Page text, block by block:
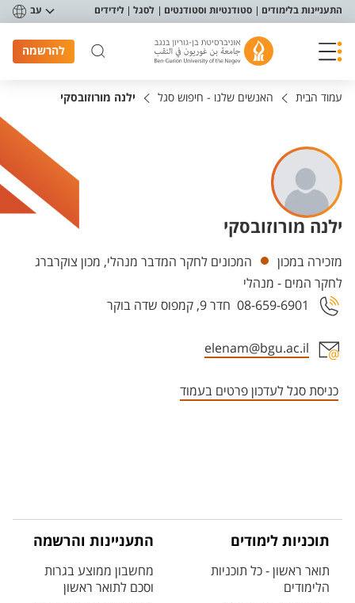
תפריט נגישות
התעניינות בלימודים סטודנטיות וסטודנטים לסגל לידידים עב
להרשמה
עמוד הבית האנשים שלנו - חיפוש סגל ילנה מורוזובסקי
ילנה מורוזובסקי
יחידות
מזכירה במכון
המכונים לחקר המדבר מנהלי, מכון צוקרברג
לחקר המים - מנהלי
חדר 9, קמפוס שדה בוקר 08-659-6901
elenam@bgu.ac.il
כניסת סגל לעדכון פרטים בעמוד
תוכניות לימודים
תואר ראשון - כל תוכניות
הלימודים
התעניינות והרשמה
מחשבון ממוצע בגרות
וסכם לתואר ראשון